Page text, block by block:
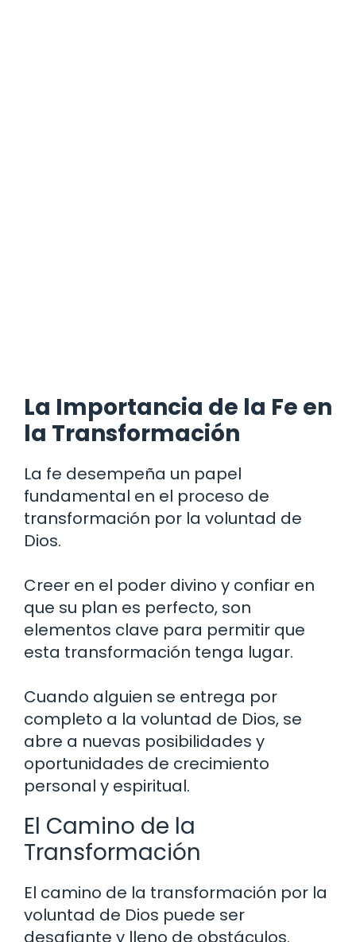
La Importancia de la Fe en
la Transformación
La fe desempeña un papel
fundamental en el proceso de
transformación por la voluntad de
Dios.
Creer en el poder divino y confiar en
que su plan es perfecto, son
elementos clave para permitir que
esta transformación tenga lugar.
Cuando alguien se entrega por
completo a la voluntad de Dios, se
abre a nuevas posibilidades y
oportunidades de crecimiento
personal y espiritual.
El Camino de la
Transformación
El camino de la transformación por la
voluntad de Dios puede ser
desafiante y lleno de obstáculos.